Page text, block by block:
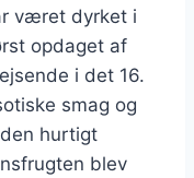
været dyrket i
opdaget af
i det 16.
smag og
hurtigt
blev